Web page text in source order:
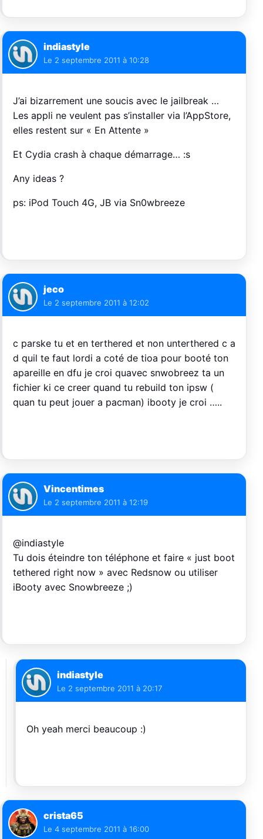
indiastyle
Le 2 septembre 2011 à 10:28
J’ai bizarrement une soucis avec le jailbreak …
Les appli ne veulent pas s’installer via l’AppStore,
elles restent sur « En Attente »
Et Cydia crash à chaque démarrage… :s
Any ideas ?
ps: iPod Touch 4G, JB via Sn0wbreeze
jeco
Le 2 septembre 2011 à 12:02
c parske tu et en terthered et non unterthered c a
d quil te faut lordi a coté de tioa pour booté ton
apareille en dfu je croi quavec snwobreez ta un
fichier ki ce creer quand tu rebuild ton ipsw (
quan tu peut jouer a pacman) ibooty je croi …..
Vincentimes
Le 2 septembre 2011 à 12:19
@indiastyle
Tu dois éteindre ton téléphone et faire « just boot
tethered right now » avec Redsnow ou utiliser
iBooty avec Snowbreeze ;)
indiastyle
Le 2 septembre 2011 à 20:17
Oh yeah merci beaucoup :)
crista65
Le 4 septembre 2011 à 16:00